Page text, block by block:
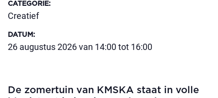
CATEGORIE:
Creatief
DATUM :
26 augustus 2026 van 14:00 tot 16:00
De zomertuin van KMSKA staat in volle